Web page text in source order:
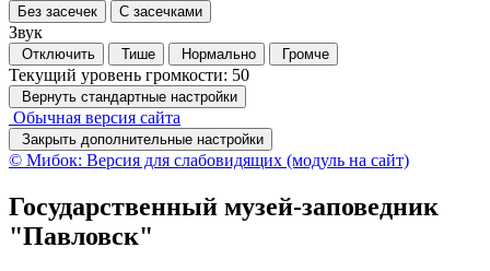
Без засечек С засечками
Звук
Отключить Тише Нормально Громче
Текущий уровень громкости: 50
Вернуть стандартные настройки
Обычная версия сайта
Закрыть дополнительные настройки
© Мибок: Версия для слабовидящих (модуль на сайт)
Государственный музей-заповедник
"Павловск"